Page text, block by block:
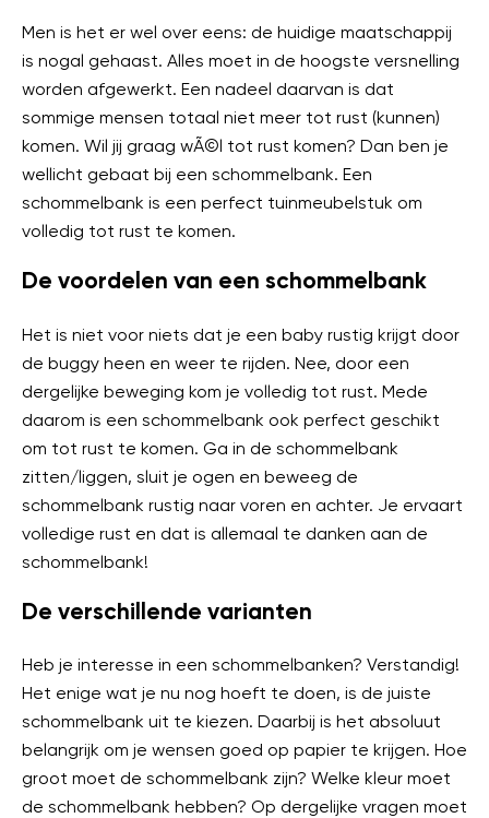
Men is het er wel over eens: de huidige maatschappij
is nogal gehaast. Alles moet in de hoogste versnelling
worden afgewerkt. Een nadeel daarvan is dat
sommige mensen totaal niet meer tot rust (kunnen)
komen. Wil jij graag wÃ©l tot rust komen? Dan ben je
wellicht gebaat bij een schommelbank. Een
schommelbank is een perfect tuinmeubelstuk om
volledig tot rust te komen.
De voordelen van een schommelbank
Het is niet voor niets dat je een baby rustig krijgt door
de buggy heen en weer te rijden. Nee, door een
dergelijke beweging kom je volledig tot rust. Mede
daarom is een schommelbank ook perfect geschikt
om tot rust te komen. Ga in de schommelbank
zitten/liggen, sluit je ogen en beweeg de
schommelbank rustig naar voren en achter. Je ervaart
volledige rust en dat is allemaal te danken aan de
schommelbank!
De verschillende varianten
Heb je interesse in een schommelbanken? Verstandig!
Het enige wat je nu nog hoeft te doen, is de juiste
schommelbank uit te kiezen. Daarbij is het absoluut
belangrijk om je wensen goed op papier te krijgen. Hoe
groot moet de schommelbank zijn? Welke kleur moet
de schommelbank hebben? Op dergelijke vragen moet